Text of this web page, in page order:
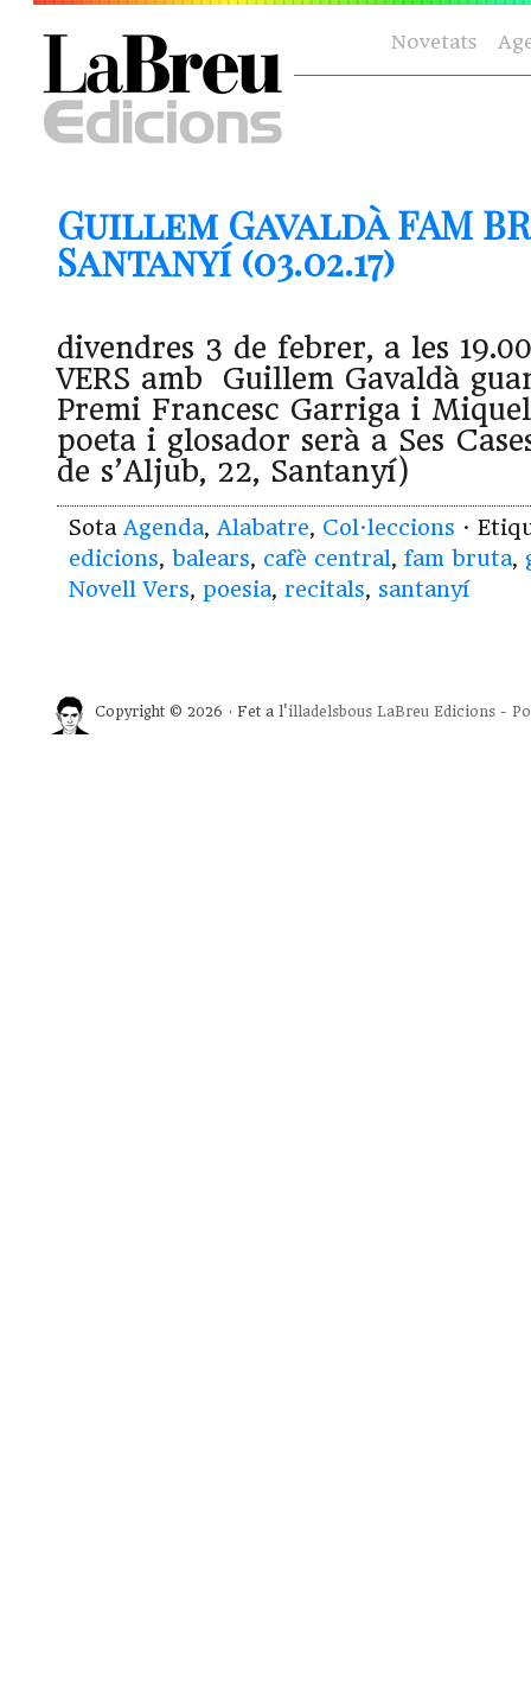
Novetats
Guillem Gavaldà FAM
Santanyí (03.02.17)
divendres 3 de febrer, a les
VERS amb Guillem Gavaldà
Premi Francesc Garriga i
poeta i glosador serà a Ses
de s’Aljub, 22, Santanyí)
Sota Agenda, Alabatre, Col·leccions ·
edicions, balears, cafè central, fam bruta,
Novell Vers, poesia, recitals, santanyí
Copyright © 2026 · Fet a l'illadelsbous LaBreu Edicions -